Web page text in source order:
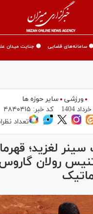
🟡 سامانه‌های قضایی 🟡 جنایت میدان
ورزشی
سایر حوزه ها
کد خبر: ۴۸۴۰۴۱۵
تعداد
لغزید؛
رولان